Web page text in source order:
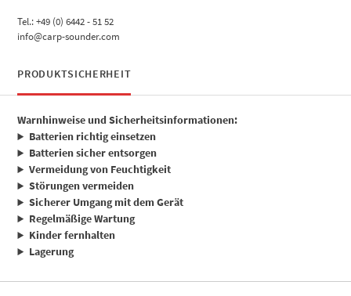
Tel.: +49 (0) 6442 - 51 52
info@carp-sounder.com
PRODUKTSICHERHEIT
Warnhinweise und Sicherheitsinformationen:
Batterien richtig einsetzen
Batterien sicher entsorgen
Vermeidung von Feuchtigkeit
Störungen vermeiden
Sicherer Umgang mit dem Gerät
Regelmäßige Wartung
Kinder fernhalten
Lagerung